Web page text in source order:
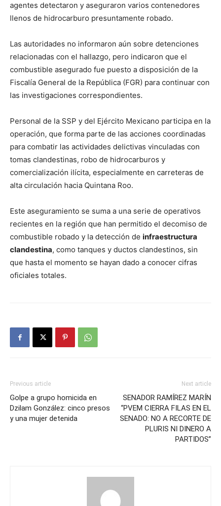
agentes detectaron y aseguraron varios contenedores
llenos de hidrocarburo presuntamente robado.
Las autoridades no informaron aún sobre detenciones
relacionadas con el hallazgo, pero indicaron que el
combustible asegurado fue puesto a disposición de la
Fiscalía General de la República (FGR) para continuar con
las investigaciones correspondientes.
Personal de la SSP y del Ejército Mexicano participa en la
operación, que forma parte de las acciones coordinadas
para combatir las actividades delictivas vinculadas con
tomas clandestinas, robo de hidrocarburos y
comercialización ilícita, especialmente en carreteras de
alta circulación hacia Quintana Roo.
Este aseguramiento se suma a una serie de operativos
recientes en la región que han permitido el decomiso de
combustible robado y la detección de infraestructura
clandestina, como tanques y ductos clandestinos, sin
que hasta el momento se hayan dado a conocer cifras
oficiales totales.
Previous article
Golpe a grupo homicida en
Dzilam González: cinco presos
y una mujer detenida
Next article
SENADOR RAMÍREZ MARÍN
“PVEM CIERRA FILAS EN EL
SENADO: NO A RECORTE DE
PLURIS NI DINERO A
PARTIDOS”